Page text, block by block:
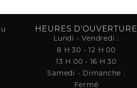
HEURES D'OUVERTURE
Lundi - Vendredi :
8 H 30 - 12 H 00
13 H 00 - 16 H 30
Samedi - Dimanche :
Fermé